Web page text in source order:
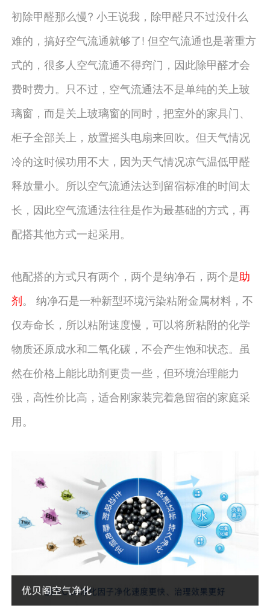
初除甲醛那么慢? 小王说我，除甲醛只不过没什么
难的，搞好空气流通就够了! 但空气流通也是著重方
式的，很多人空气流通不得窍门，因此除甲醛才会
费时费力。只不过，空气流通法不是单纯的关上玻
璃窗，而是关上玻璃窗的同时，把室外的家具门、
柜子全部关上，放置摇头电扇来回吹。但天气情况
冷的这时候功用不大，因为天气情况凉气温低甲醛
释放量小。所以空气流通法达到留宿标准的时间太
长，因此空气流通法往往是作为最基础的方式，再
配搭其他方式一起采用。
他配搭的方式只有两个，两个是纳净石，两个是助
剂。 纳净石是一种新型环境污染粘附金属材料，不
仅寿命长，所以粘附速度慢，可以将所粘附的化学
物质还原成水和二氧化碳，不会产生饱和状态。虽
然在价格上能比助剂更贵一些，但环境治理能力
强，高性价比高，适合刚家装完着急留宿的家庭采
用。